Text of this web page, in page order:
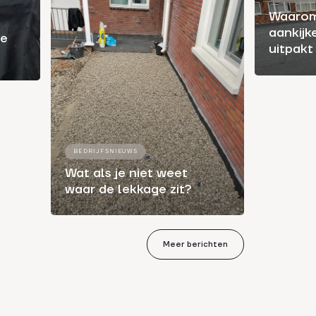
BEDRIJFSNIEUWS
Wat als je niet weet
waar de lekkage zit?
uitpakt
Meer berichten